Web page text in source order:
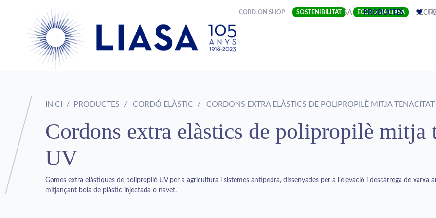
CORD-ON SHOP SOSTENIBILITAT ECOLOGIA LIASA
EMPRESA(CURRENT)
PRODUCTES
INICI PRODUCTES CORDÓ ELÀSTIC CORDONS EXTRA ELÀSTICS DE POLIPROPILÈ MITJA
Cordons extra elàstics de polipropilè mitja
UV
Gomes extra elàstiques de polipropilè UV per a agricultura i sistemes antipedra, dissenyades per a l’elevació i descàrrega de xarxa
mitjançant bola de plàstic injectada o navet.